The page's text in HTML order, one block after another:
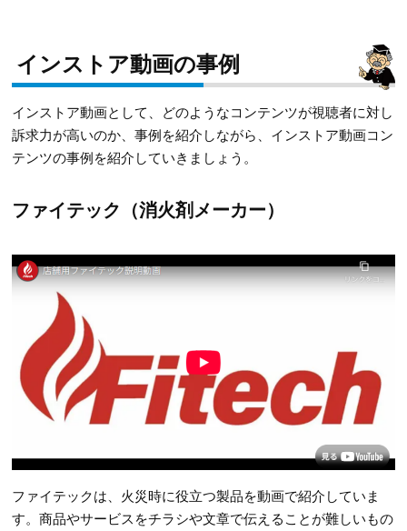
インストア動画の事例
インストア動画として、どのようなコンテンツが視聴者に対し
訴求力が高いのか、事例を紹介しながら、インストア動画コン
テンツの事例を紹介していきましょう。
ファイテック（消火剤メーカー）
ファイテックは、火災時に役立つ製品を動画で紹介していま
す。商品やサービスをチラシや文章で伝えることが難しいもの